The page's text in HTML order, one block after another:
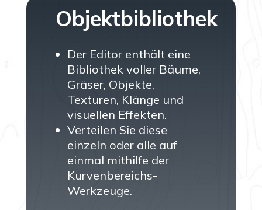
Objektbibliothek
Der Editor enthält eine
Bibliothek voller Bäume,
Gräser, Objekte,
Texturen, Klänge und
visuellen Effekten.
Verteilen Sie diese
einzeln oder alle auf
einmal mithilfe der
Kurvenbereichs-
Werkzeuge.